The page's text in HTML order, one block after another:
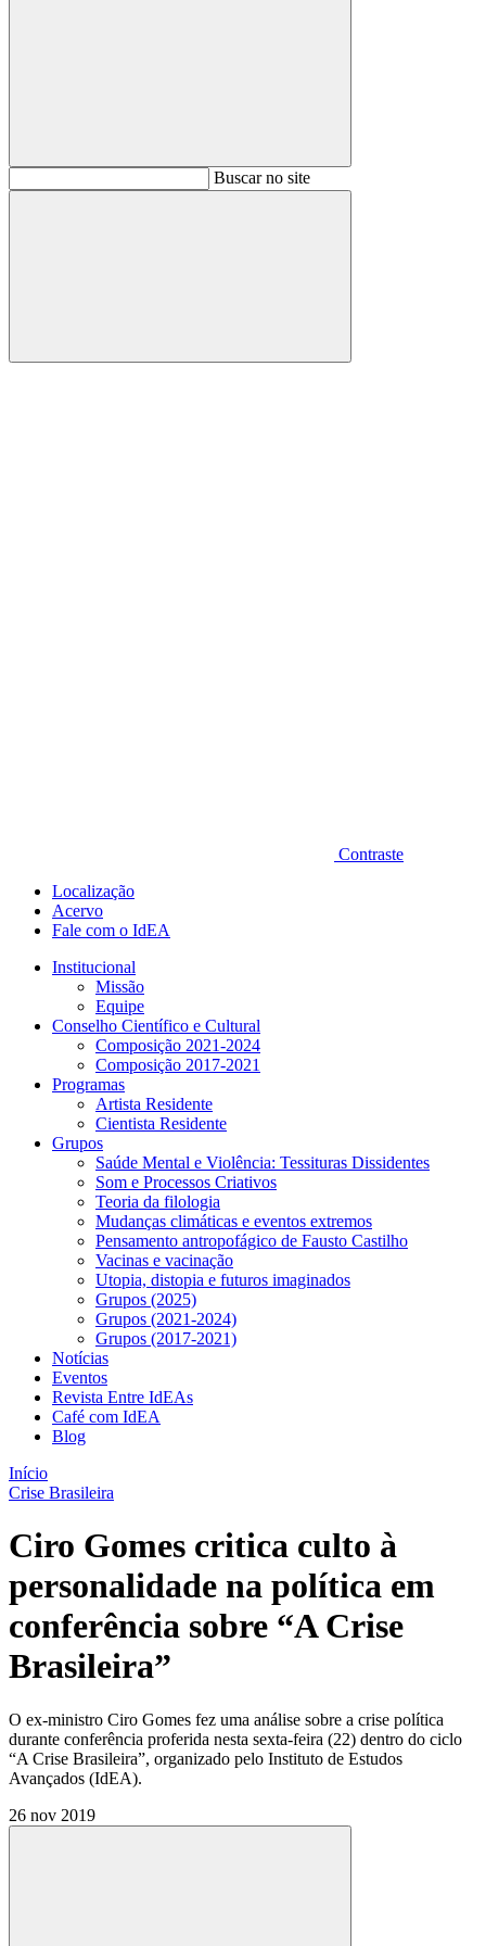
BuscarBuscar no site
Buscar
Contraste
Localização
Acervo
Fale com o IdEA
Institucional
Missão
Equipe
Conselho Científico e Cultural
Composição 2021-2024
Composição 2017-2021
Programas
Artista Residente
Cientista Residente
Grupos
Saúde Mental e Violência: Tessituras Dissidentes
Som e Processos Criativos
Teoria da filologia
Mudanças climáticas e eventos extremos
Pensamento antropofágico de Fausto Castilho
Vacinas e vacinação
Utopia, distopia e futuros imaginados
Grupos (2025)
Grupos (2021-2024)
Grupos (2017-2021)
Notícias
Eventos
Revista Entre IdEAs
Café com IdEA
Blog
Início
Crise Brasileira
Ciro Gomes critica culto à
personalidade na política em
conferência sobre “A Crise
Brasileira”
O ex-ministro Ciro Gomes fez uma análise sobre a crise política
durante conferência proferida nesta sexta-feira (22) dentro do ciclo
“A Crise Brasileira”, organizado pelo Instituto de Estudos
Avançados (IdEA).
26 nov 2019